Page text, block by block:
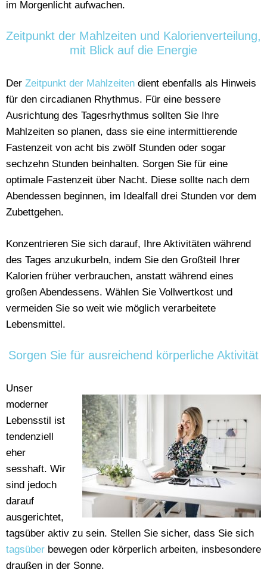
im Morgenlicht aufwachen.
Zeitpunkt der Mahlzeiten und Kalorienverteilung,
mit Blick auf die Energie
Der Zeitpunkt der Mahlzeiten dient ebenfalls als Hinweis
für den circadianen Rhythmus. Für eine bessere
Ausrichtung des Tagesrhythmus sollten Sie Ihre
Mahlzeiten so planen, dass sie eine intermittierende
Fastenzeit von acht bis zwölf Stunden oder sogar
sechzehn Stunden beinhalten. Sorgen Sie für eine
optimale Fastenzeit über Nacht. Diese sollte nach dem
Abendessen beginnen, im Idealfall drei Stunden vor dem
Zubettgehen.
Konzentrieren Sie sich darauf, Ihre Aktivitäten während
des Tages anzukurbeln, indem Sie den Großteil Ihrer
Kalorien früher verbrauchen, anstatt während eines
großen Abendessens. Wählen Sie Vollwertkost und
vermeiden Sie so weit wie möglich verarbeitete
Lebensmittel.
Sorgen Sie für ausreichend körperliche Aktivität
Unser
moderner
Lebensstil ist
tendenziell
eher
sesshaft. Wir
sind jedoch
darauf
ausgerichtet,
tagsüber aktiv zu sein. Stellen Sie sicher, dass Sie sich
tagsüber bewegen oder körperlich arbeiten, insbesondere
draußen in der Sonne.